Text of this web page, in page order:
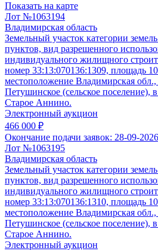
Показать на карте
Лот №1063194
Владимирская область
Земельный участок категории
пунктов, вид разрешенного
индивидуального жилищного
номер 33:13:070136:1309, площадь
местоположение Владимирская
Петушинское (сельское поселение),
Старое Аннино.
Электронный аукцион
466 000 ₽
Окончание подачи заявок: 28-09-
Лот №1063195
Владимирская область
Земельный участок категории
пунктов, вид разрешенного
индивидуального жилищного
номер 33:13:070136:1310, площадь
местоположение Владимирская
Петушинское (сельское поселение),
Старое Аннино.
Электронный аукцион